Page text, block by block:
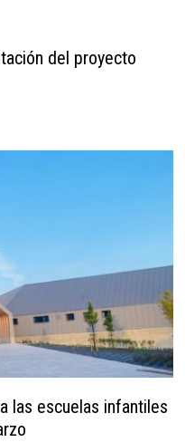
del proyecto
las escuelas infantiles